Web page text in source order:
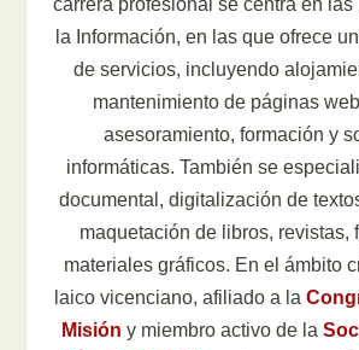
la Información, en las que ofrece
de servicios, incluyendo
mantenimiento de páginas
asesoramiento, formación y
informáticas. También se
documental, digitalización de
maquetación de libros, revistas,
materiales gráficos. En el ámbito
laico vicenciano, afiliado a la
Misión y miembro activo de la